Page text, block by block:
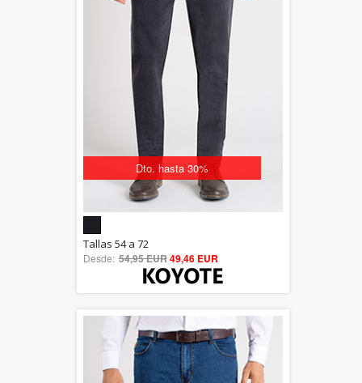
Dto. hasta 30%
out of 5
Tallas 54 a 72
Desde: 54,95 EUR49,46 EUR